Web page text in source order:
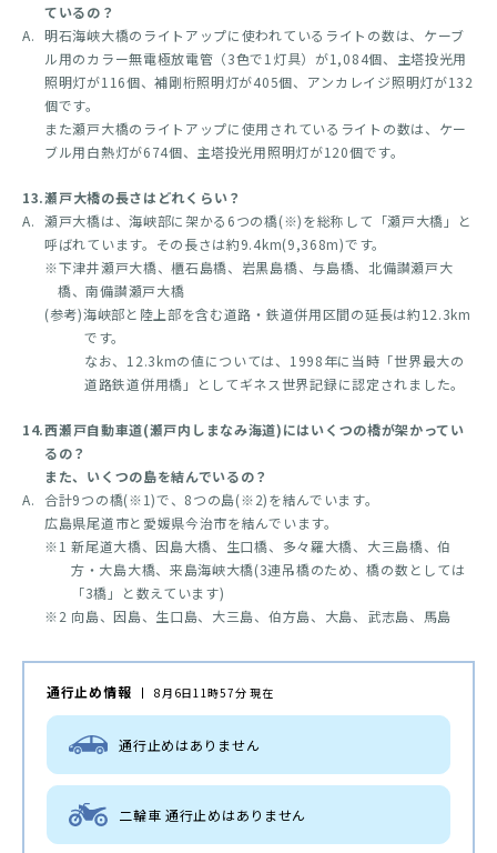
ているの？
A. 明石海峡大橋のライトアップに使われているライトの数は、ケーブ
ル用のカラー無電極放電管（3色で1灯具）が1,084個、主塔投光用
照明灯が116個、補剛桁照明灯が405個、アンカレイジ照明灯が132
個です。
また瀬戸大橋のライトアップに使用されているライトの数は、ケー
ブル用白熱灯が674個、主塔投光用照明灯が120個です。
13.瀬戸大橋の長さはどれくらい？
A. 瀬戸大橋は、海峡部に架かる6つの橋(※)を総称して「瀬戸大橋」と
呼ばれています。その長さは約9.4km(9,368m)です。
※下津井瀬戸大橋、櫃石島橋、岩黒島橋、与島橋、北備讃瀬戸大
橋、南備讃瀬戸大橋
(参考)海峡部と陸上部を含む道路・鉄道併用区間の延長は約12.3km
です。
なお、12.3kmの値については、1998年に当時「世界最大の
道路鉄道併用橋」としてギネス世界記録に認定されました。
14.西瀬戸自動車道(瀬戸内しまなみ海道)にはいくつの橋が架かってい
るの？
また、いくつの島を結んでいるの？
A.
合計9つの橋(※1)で、8つの島(※2)を結んでいます。
広島県尾道市と愛媛県今治市を結んでいます。
※1 新尾道大橋、因島大橋、生口橋、多々羅大橋、大三島橋、伯
方・大島大橋、来島海峡大橋(3連吊橋のため、橋の数としては
「3橋」と数えています)
※2 向島、因島、生口島、大三島、伯方島、大島、武志島、馬島
通行止め情報 8月6日11時57分 現在
通行止めはありません
二輪車 通行止めはありません